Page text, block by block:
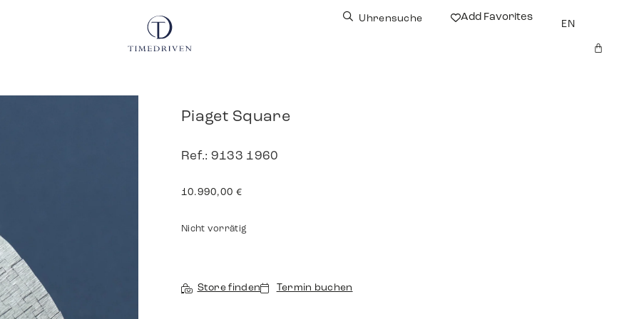
Uhrensuche Add Favorites
EN
Piaget Square
Ref.: 9133 1960
10.990,00 €
Nicht vorrätig
Store finden Termin buchen